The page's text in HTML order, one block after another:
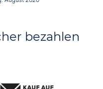
bezahlen